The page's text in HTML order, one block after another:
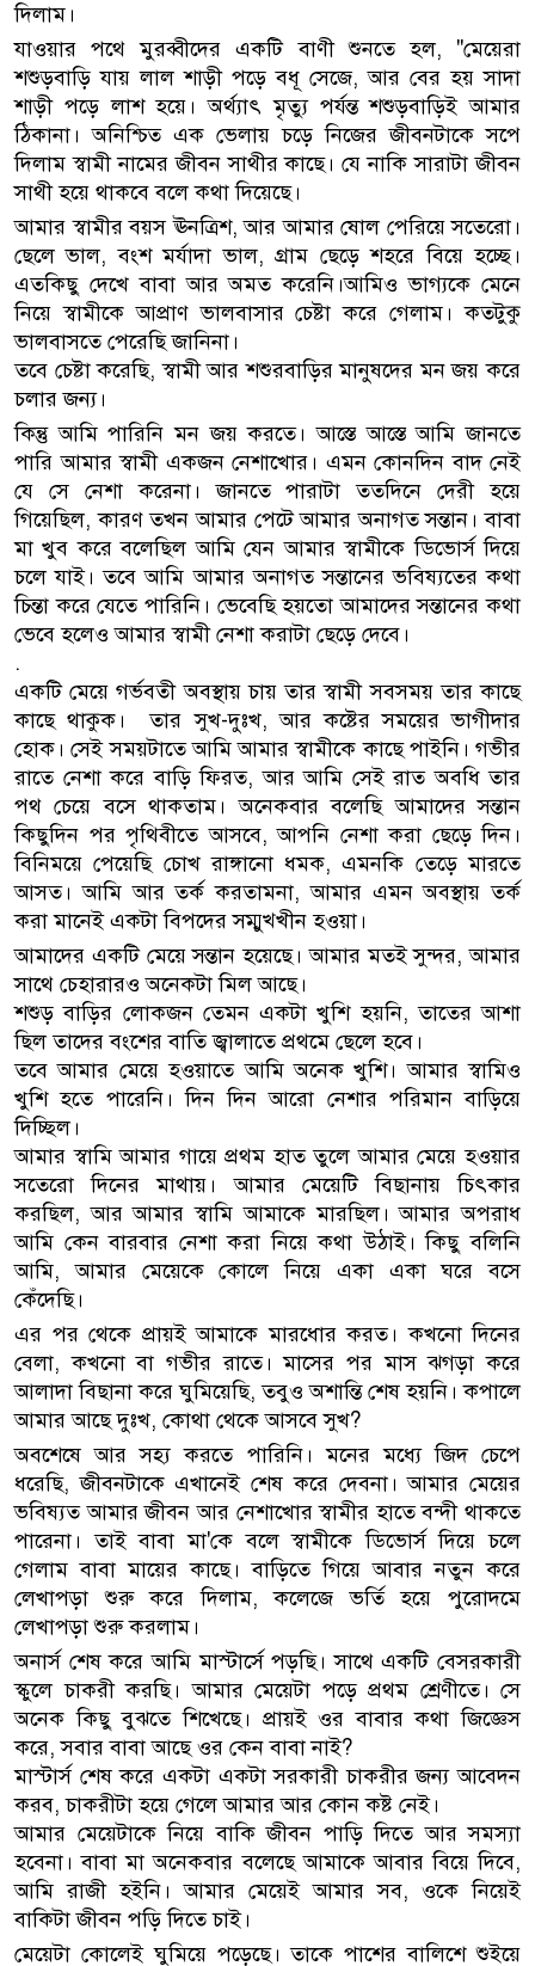
দিলাম।
যাওয়ার পথে মুরব্বীদের একটি বাণী শুনতে হল, "মেয়েরা
শশুড়বাড়ি যায় লাল শাড়ী পড়ে বধূ সেজে, আর বের হয় সাদা
শাড়ী পড়ে লাশ হয়ে। অর্থ্যাৎ মৃত্যু পর্যন্ত শশুড়বাড়িই আমার
ঠিকানা। অনিশ্চিত এক ভেলায় চড়ে নিজের জীবনটাকে সপে
দিলাম স্বামী নামের জীবন সাথীর কাছে। যে নাকি সারাটা জীবন
সাথী হয়ে থাকবে বলে কথা দিয়েছে।
আমার স্বামীর বয়স ঊনত্রিশ, আর আমার ষোল পেরিয়ে সতেরো।
ছেলে ভাল, বংশ মর্যাদা ভাল, গ্রাম ছেড়ে শহরে বিয়ে হচ্ছে।
এতকিছু দেখে বাবা আর অমত করেনি।আমিও ভাগ্যকে মেনে
নিয়ে স্বামীকে আপ্রাণ ভালবাসার চেষ্টা করে গেলাম। কতটুকু
ভালবাসতে পেরেছি জানিনা।
তবে চেষ্টা করেছি, স্বামী আর শশুরবাড়ির মানুষদের মন জয় করে
চলার জন্য।
কিন্তু আমি পারিনি মন জয় করতে। আস্তে আস্তে আমি জানতে
পারি আমার স্বামী একজন নেশাখোর। এমন কোনদিন বাদ নেই
যে সে নেশা করেনা। জানতে পারাটা ততদিনে দেরী হয়ে
গিয়েছিল, কারণ তখন আমার পেটে আমার অনাগত সন্তান। বাবা
মা খুব করে বলেছিল আমি যেন আমার স্বামীকে ডিভোর্স দিয়ে
চলে যাই। তবে আমি আমার অনাগত সন্তানের ভবিষ্যতের কথা
চিন্তা করে যেতে পারিনি। ভেবেছি হয়তো আমাদের সন্তানের কথা
ভেবে হলেও আমার স্বামী নেশা করাটা ছেড়ে দেবে।
.
একটি মেয়ে গর্ভবতী অবস্থায় চায় তার স্বামী সবসময় তার কাছে
কাছে থাকুক। তার সুখ-দুঃখ, আর কষ্টের সময়ের ভাগীদার
হোক। সেই সময়টাতে আমি আমার স্বামীকে কাছে পাইনি। গভীর
রাতে নেশা করে বাড়ি ফিরত, আর আমি সেই রাত অবধি তার
পথ চেয়ে বসে থাকতাম। অনেকবার বলেছি আমাদের সন্তান
কিছুদিন পর পৃথিবীতে আসবে, আপনি নেশা করা ছেড়ে দিন।
বিনিময়ে পেয়েছি চোখ রাঙ্গানো ধমক, এমনকি তেড়ে মারতে
আসত। আমি আর তর্ক করতামনা, আমার এমন অবস্থায় তর্ক
করা মানেই একটা বিপদের সম্মুখ্খীন হওয়া।
আমাদের একটি মেয়ে সন্তান হয়েছে। আমার মতই সুন্দর, আমার
সাথে চেহারারও অনেকটা মিল আছে।
শশুড় বাড়ির লোকজন তেমন একটা খুশি হয়নি, তাতের আশা
ছিল তাদের বংশের বাতি জ্বালাতে প্রথমে ছেলে হবে।
তবে আমার মেয়ে হওয়াতে আমি অনেক খুশি। আমার স্বামিও
খুশি হতে পারেনি। দিন দিন আরো নেশার পরিমান বাড়িয়ে
দিচ্ছিল।
আমার স্বামি আমার গায়ে প্রথম হাত তুলে আমার মেয়ে হওয়ার
সতেরো দিনের মাথায়। আমার মেয়েটি বিছানায় চিৎকার
করছিল, আর আমার স্বামি আমাকে মারছিল। আমার অপরাধ
আমি কেন বারবার নেশা করা নিয়ে কথা উঠাই। কিছু বলিনি
আমি, আমার মেয়েকে কোলে নিয়ে একা একা ঘরে বসে
কেঁদেছি।
এর পর থেকে প্রায়ই আমাকে মারধোর করত। কখনো দিনের
বেলা, কখনো বা গভীর রাতে। মাসের পর মাস ঝগড়া করে
আলাদা বিছানা করে ঘুমিয়েছি, তবুও অশান্তি শেষ হয়নি। কপালে
আমার আছে দুঃখ, কোথা থেকে আসবে সুখ?
অবশেষে আর সহ্য করতে পারিনি। মনের মধ্যে জিদ চেপে
ধরেছি, জীবনটাকে এখানেই শেষ করে দেবনা। আমার মেয়ের
ভবিষ্যত আমার জীবন আর নেশাখোর স্বামীর হাতে বন্দী থাকতে
পারেনা। তাই বাবা মা'কে বলে স্বামীকে ডিভোর্স দিয়ে চলে
গেলাম বাবা মায়ের কাছে। বাড়িতে গিয়ে আবার নতুন করে
লেখাপড়া শুরু করে দিলাম, কলেজে ভর্তি হয়ে পুরোদমে
লেখাপড়া শুরু করলাম।
অনার্স শেষ করে আমি মাস্টার্সে পড়ছি। সাথে একটি বেসরকারী
স্কুলে চাকরী করছি। আমার মেয়েটা পড়ে প্রথম শ্রেণীতে। সে
অনেক কিছু বুঝতে শিখেছে। প্রায়ই ওর বাবার কথা জিজ্ঞেস
করে, সবার বাবা আছে ওর কেন বাবা নাই?
মাস্টার্স শেষ করে একটা একটা সরকারী চাকরীর জন্য আবেদন
করব, চাকরীটা হয়ে গেলে আমার আর কোন কষ্ট নেই।
আমার মেয়েটাকে নিয়ে বাকি জীবন পাড়ি দিতে আর সমস্যা
হবেনা। বাবা মা অনেকবার বলেছে আমাকে আবার বিয়ে দিবে,
আমি রাজী হইনি। আমার মেয়েই আমার সব, ওকে নিয়েই
বাকিটা জীবন পড়ি দিতে চাই।
মেয়েটা কোলেই ঘুমিয়ে পড়েছে। তাকে পাশের বালিশে শুইয়ে